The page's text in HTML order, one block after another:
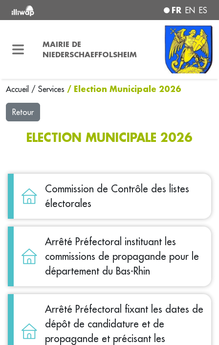
FR EN ES
MAIRIE DE
NIEDERSCHAEFFOLSHEIM
Accueil / Services / Election Municipale 2026
Retour
ELECTION MUNICIPALE 2026
Commission de Contrôle des listes
électorales
Arrêté Préfectoral instituant les
commissions de propagande pour le
département du Bas-Rhin
Arrêté Préfectoral fixant les dates de
dépôt de candidature et de
propagande et précisant les